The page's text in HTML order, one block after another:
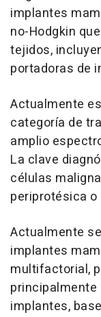
implantes
no-Hodgkin
tejidos,
portadoras de
Actualmente
categoría de
amplio
La clave
células
periprotésica
Actualmente
implantes
multifactorial,
implantes,